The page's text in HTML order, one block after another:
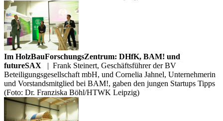
Im HolzBauForschungsZentrum: DHfK, BAM! und
futureSAX | Frank Steinert, Geschäftsführer der BV
Beteiligungsgesellschaft mbH, und Cornelia Jahnel, Unternehmerin
und Vorstandsmitglied bei BAM!, gaben den jungen Startups Tipps
(Foto: Dr. Franziska Böhl/HTWK Leipzig)